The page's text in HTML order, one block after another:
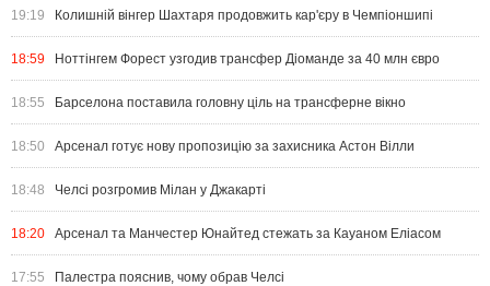
19:19 Колишній вінгер Шахтаря продовжить кар'єру в Чемпіоншипі
18:59 Ноттінгем Форест узгодив трансфер Діоманде за 40 млн євро
18:55 Барселона поставила головну ціль на трансферне вікно
18:50 Арсенал готує нову пропозицію за захисника Астон Вілли
18:48 Челсі розгромив Мілан у Джакарті
18:20 Арсенал та Манчестер Юнайтед стежать за Кауаном Еліасом
17:55 Палестра пояснив, чому обрав Челсі